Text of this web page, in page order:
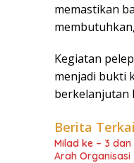
memastikan
Kegiatan
menjadi bukti
berkelanjutan
Berita
Milad ke – 3
Arah Organisasi